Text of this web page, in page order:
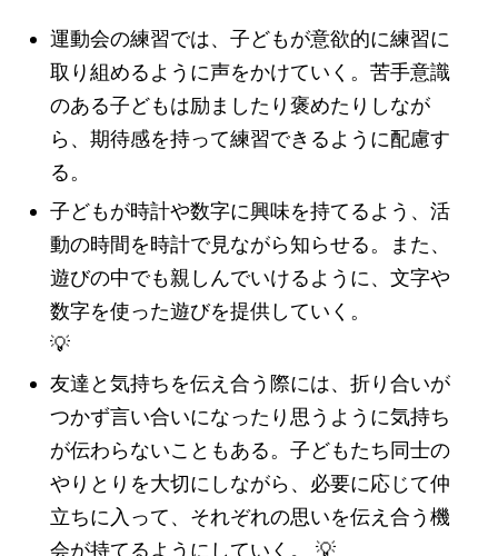
運動会の練習では、子どもが意欲的に練習に
取り組めるように声をかけていく。苦手意識
のある子どもは励ましたり褒めたりしなが
ら、期待感を持って練習できるように配慮す
る。
子どもが時計や数字に興味を持てるよう、活
動の時間を時計で見ながら知らせる。また、
遊びの中でも親しんでいけるように、文字や
数字を使った遊びを提供していく。
💡
友達と気持ちを伝え合う際には、折り合いが
つかず言い合いになったり思うように気持ち
が伝わらないこともある。子どもたち同士の
やりとりを大切にしながら、必要に応じて仲
立ちに入って、それぞれの思いを伝え合う機
会が持てるようにしていく。 💡